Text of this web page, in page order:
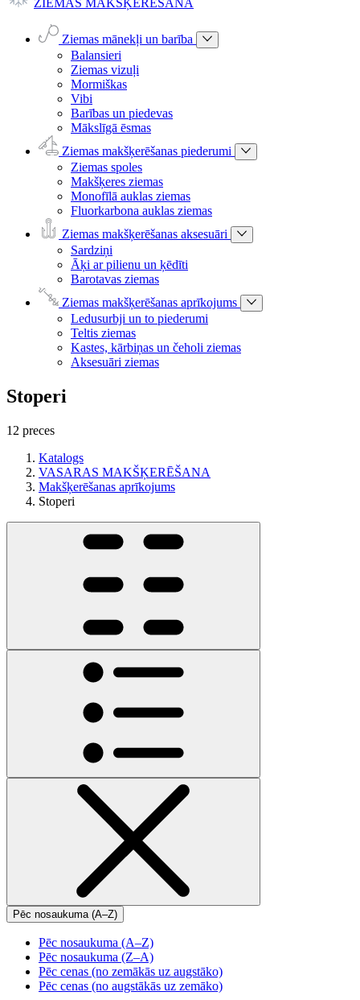
ZIEMAS MAKŠĶERĒŠANA
Ziemas mānekļi un barība
Balansieri
Ziemas vizuļi
Mormiškas
Vibi
Barības un piedevas
Mākslīgā ēsmas
Ziemas makšķerēšanas piederumi
Ziemas spoles
Makšķeres ziemas
Monofīlā auklas ziemas
Fluorkarbona auklas ziemas
Ziemas makšķerēšanas aksesuāri
Sardziņi
Āķi ar pilienu un ķēdīti
Barotavas ziemas
Ziemas makšķerēšanas aprīkojums
Ledusurbji un to piederumi
Teltis ziemas
Kastes, kārbiņas un čeholi ziemas
Aksesuāri ziemas
Stoperi
12 preces
Katalogs
VASARAS MAKŠĶERĒŠANA
Makšķerēšanas aprīkojums
Stoperi
Pēc nosaukuma (A–Z)
Pēc nosaukuma (A–Z)
Pēc nosaukuma (Z–A)
Pēc cenas (no zemākās uz augstāko)
Pēc cenas (no augstākās uz zemāko)